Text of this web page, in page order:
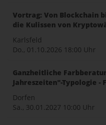
Vortrag: Von Blockchain
die Kulissen von
Karlsfeld
Do., 01.10.2026 18:00 Uhr
Ganzheitliche
Jahreszeiten"-Typologie -
Dorfen
Sa., 30.01.2027 10:00 Uhr